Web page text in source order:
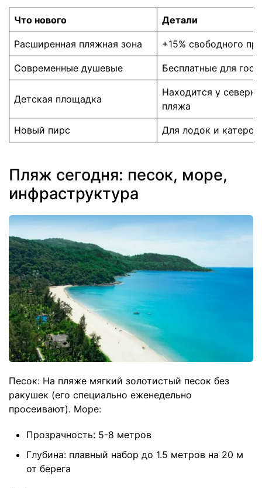
Что нового Детали
Расширенная пляжная зона +15% свободного
Современные душевые Бесплатные для
Детская площадка
Находится у
пляжа
Новый пирс Для лодок и катеров
Пляж сегодня: песок, море,
инфраструктура
Песок: На пляже мягкий золотистый песок без
ракушек (его специально еженедельно
просеивают). Море:
Прозрачность: 5-8 метров
Глубина: плавный набор до 1.5 метров на 20 м
от берега